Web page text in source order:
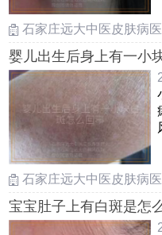
石家庄远大中医皮肤病
婴儿出生后身上有一小
石家庄远大中医皮肤病
宝宝肚子上有白斑是怎